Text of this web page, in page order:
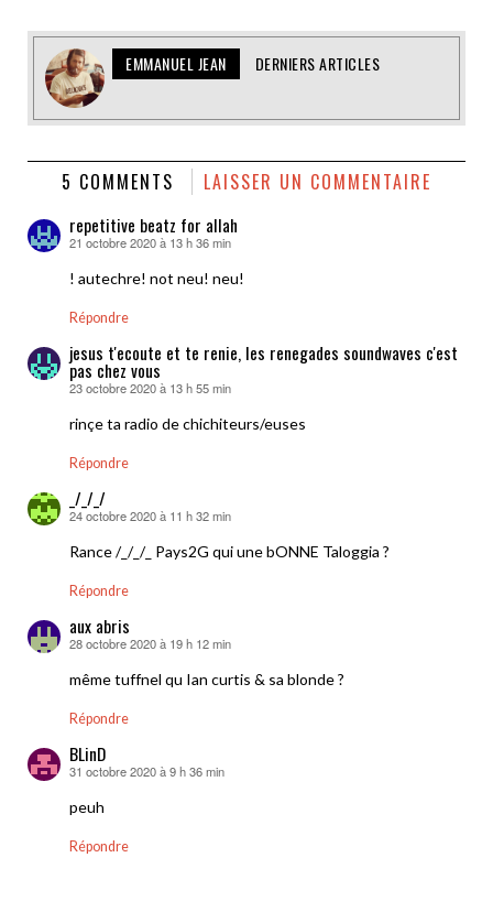
EMMANUEL JEAN DERNIERS ARTICLES
5 COMMENTS LAISSER UN COMMENTAIRE
repetitive beatz for allah
dit :
21 octobre 2020 à 13 h 36 min
! autechre! not neu! neu!
Répondre
jesus t'ecoute et te renie, les renegades soundwaves c'est
pas chez vous
dit :
23 octobre 2020 à 13 h 55 min
rinçe ta radio de chichiteurs/euses
Répondre
_/_/_/
dit :
24 octobre 2020 à 11 h 32 min
Rance /_/_/_ Pays2G qui une bONNE Taloggia ?
Répondre
aux abris
dit :
28 octobre 2020 à 19 h 12 min
même tuffnel qu Ian curtis & sa blonde ?
Répondre
BLinD
dit :
31 octobre 2020 à 9 h 36 min
peuh
Répondre